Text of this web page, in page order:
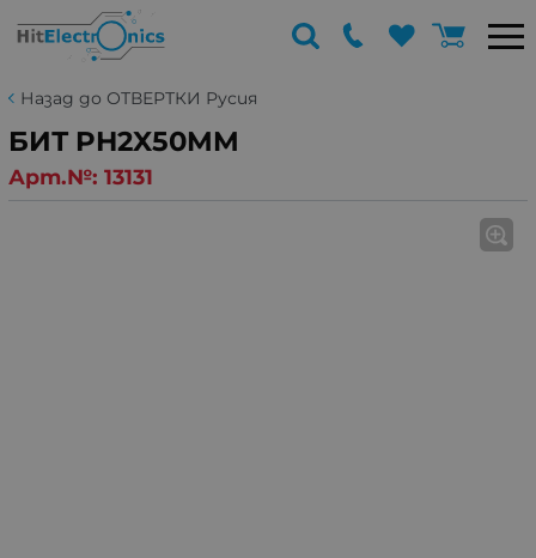
Назад до ОТВЕРТКИ Русия
БИТ PH2X50MM
Арт.№: 13131